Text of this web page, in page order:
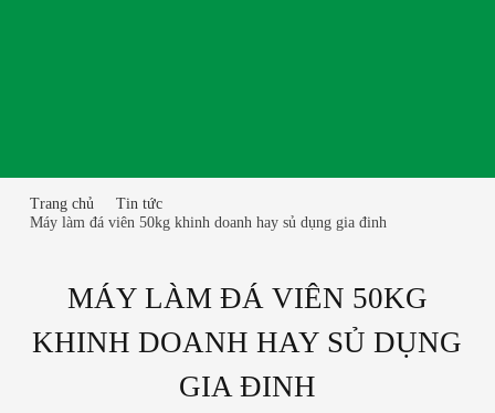
Trang chủ
Tin tức
Máy làm đá viên 50kg khinh doanh hay sủ dụng gia đinh
MÁY LÀM ĐÁ VIÊN 50KG
KHINH DOANH HAY SỦ DỤNG
GIA ĐINH